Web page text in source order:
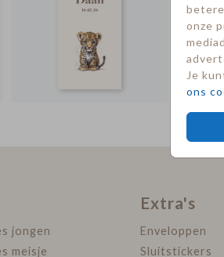
onze
Je
ons
jongen
meisje
Extra's
Enveloppen
Sluitstickers